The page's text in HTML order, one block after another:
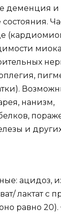
деменция и
нанизм,
и
ацидоз,
лактат с
равно 20).